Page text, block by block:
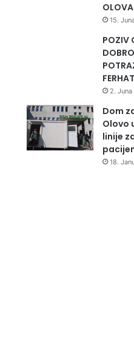
OLOVA
15.
POZIV
2.
Dom
Olovo
linije
18.